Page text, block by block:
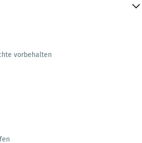
vorbehalten